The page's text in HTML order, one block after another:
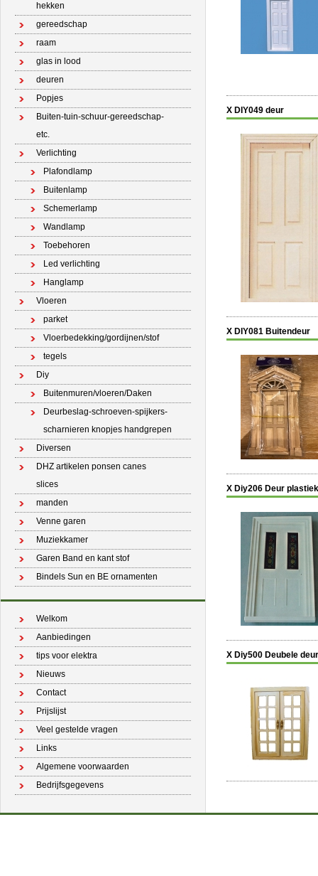
hekken
gereedschap
raam
glas in lood
deuren
Popjes
Buiten-tuin-schuur-gereedschap-
etc.
Verlichting
Plafondlamp
Buitenlamp
Schemerlamp
Wandlamp
Toebehoren
Led verlichting
Hanglamp
Vloeren
parket
Vloerbedekking/gordijnen/stof
tegels
Diy
Buitenmuren/vloeren/Daken
Deurbeslag-schroeven-spijkers-
scharnieren knopjes handgrepen
Diversen
DHZ artikelen ponsen canes
slices
manden
Venne garen
Muziekkamer
Garen Band en kant stof
Bindels Sun en BE ornamenten
Welkom
Aanbiedingen
tips voor elektra
Nieuws
Contact
Prijslijst
Veel gestelde vragen
Links
Algemene voorwaarden
Bedrijfsgegevens
X DIY049 deur
X DIY081 Buitendeur
X Diy206 Deur plastiek
X Diy500 Deubele deur